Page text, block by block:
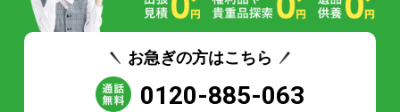
お急ぎの方はこちら
0120-885-063